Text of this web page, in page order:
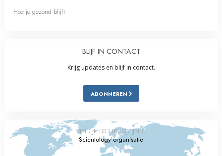
Hoe je gezond blijft
BLIJF IN CONTACT
Krijg updates en blijf in contact.
ABONNEREN
VIND JE DICHTSTBIJZIJNDE
Scientology organisatie